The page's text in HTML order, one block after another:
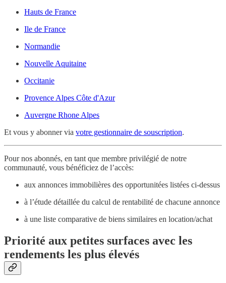
Hauts de France
Ile de France
Normandie
Nouvelle Aquitaine
Occitanie
Provence Alpes Côte d'Azur
Auvergne Rhone Alpes
Et vous y abonner via votre gestionnaire de souscription.
Pour nos abonnés, en tant que membre privilégié de notre
communauté, vous bénéficiez de l’accès:
aux annonces immobilières des opportunitées listées ci-dessus
à l’étude détaillée du calcul de rentabilité de chacune annonce
à une liste comparative de biens similaires en location/achat
Priorité aux petites surfaces avec les
rendements les plus élevés